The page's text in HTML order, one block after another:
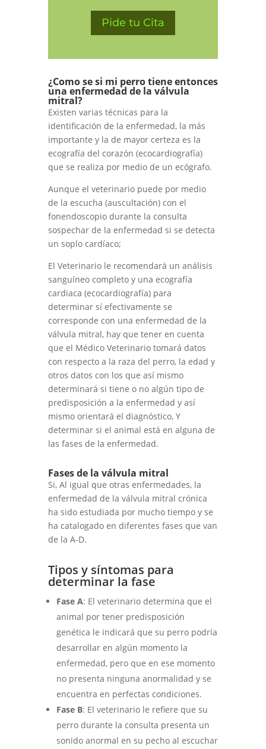
Pide tu Cita
¿Como se si mi perro tiene entonces
una enfermedad de la válvula
mitral?
Existen varias técnicas para la
identificación de la enfermedad, la más
importante y la de mayor certeza es la
ecografía del corazón (ecocardiografía)
que se realiza por medio de un ecógrafo.
Aunque el veterinario puede por medio
de la escucha (auscultación) con el
fonendoscopio durante la consulta
sospechar de la enfermedad si se detecta
un soplo cardíaco;
El Veterinario le recomendará un análisis
sanguíneo completo y una ecografía
cardiaca (ecocardiografía) para
determinar sí efectivamente se
corresponde con una enfermedad de la
válvula mitral, hay que tener en cuenta
que el Médico Veterinario tomará datos
con respecto a la raza del perro, la edad y
otros datos con los que así mismo
determinará si tiene o no algún tipo de
predisposición a la enfermedad y así
mismo orientará el diagnóstico, Y
determinar si el animal está en alguna de
las fases de la enfermedad.
Fases de la válvula mitral
Si, Al igual que otras enfermedades, la
enfermedad de la válvula mitral crónica
ha sido estudiada por mucho tiempo y se
ha catalogado en diferentes fases que van
de la A-D.
Tipos y síntomas para
determinar la fase
Fase A: El veterinario determina que el
animal por tener predisposición
genética le indicará que su perro podría
desarrollar en algún momento la
enfermedad, pero que en ese momento
no presenta ninguna anormalidad y se
encuentra en perfectas condiciones.
Fase B: El veterinario le refiere que su
perro durante la consulta presenta un
sonido anormal en su pecho al escuchar